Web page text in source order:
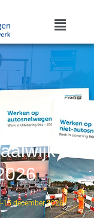
14-
15 december 2026